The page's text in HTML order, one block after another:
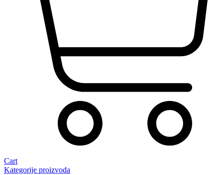
Cart
Kategorije proizvoda